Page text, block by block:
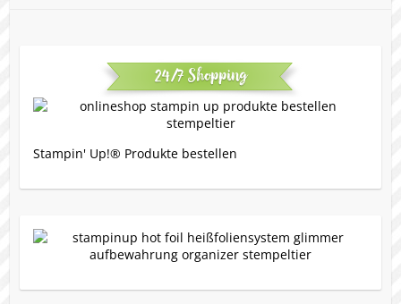
24/7 Shopping
Stampin' Up!® Produkte bestellen